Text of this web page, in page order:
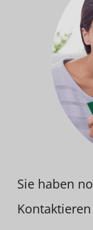
Sie haben